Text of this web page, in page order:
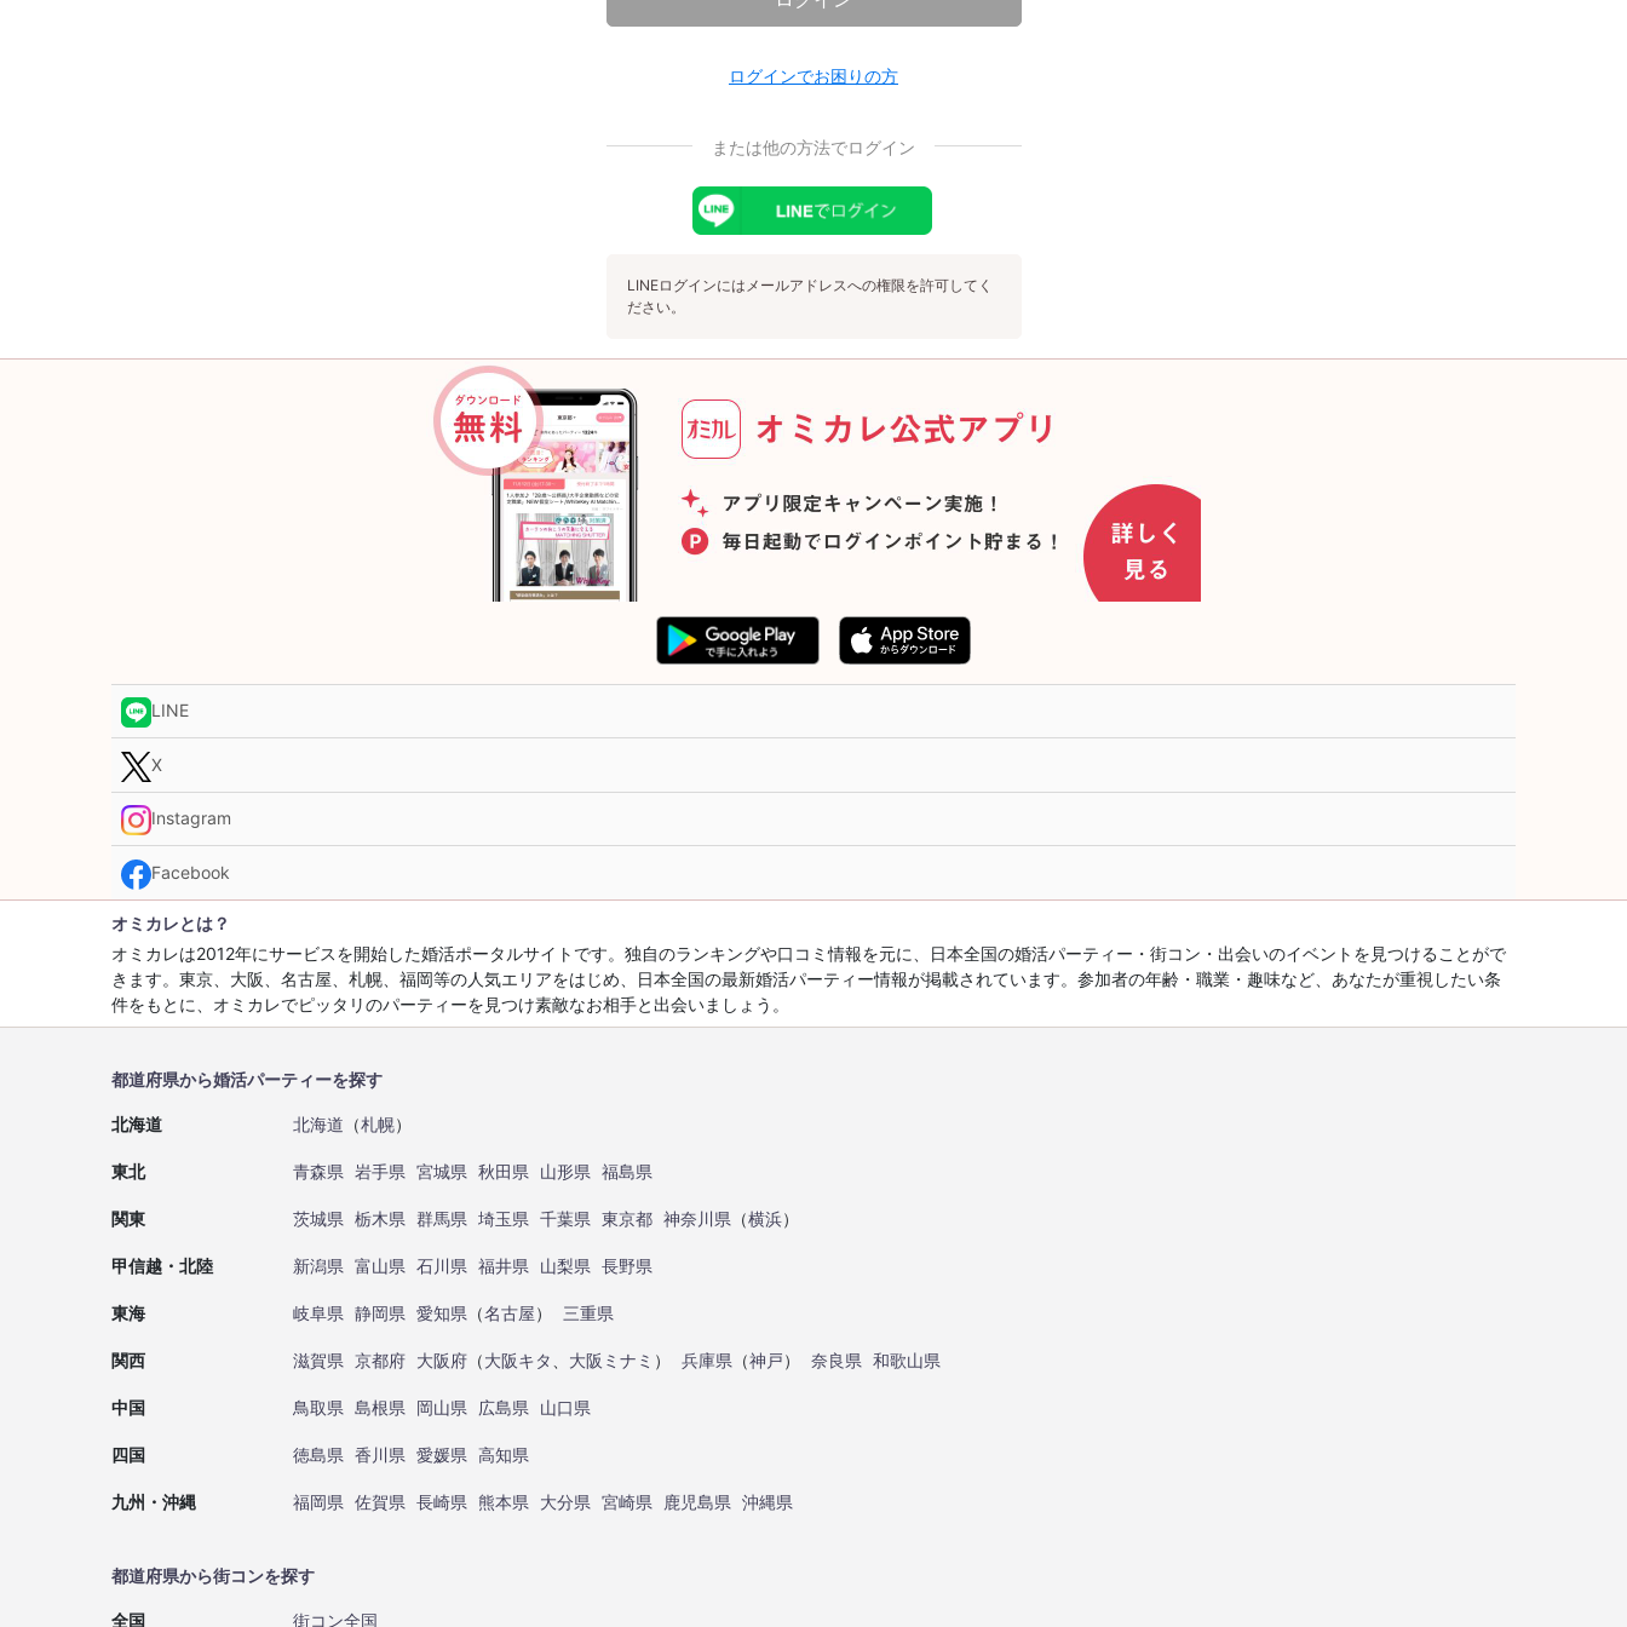
ログインでお困りの方
または他の方法でログイン
LINEログインにはメールアドレスへの権限を許可してく
ださい。
LINE
X
Instagram
Facebook
オミカレとは？
オミカレは2012年にサービスを開始した婚活ポータルサイトです。独自のランキングや口コミ情報を元に、日本全国の婚活パーティー・街コン・出会いのイベントを見つけることがで
きます。東京、大阪、名古屋、札幌、福岡等の人気エリアをはじめ、日本全国の最新婚活パーティー情報が掲載されています。参加者の年齢・職業・趣味など、あなたが重視したい条
件をもとに、オミカレでピッタリのパーティーを見つけ素敵なお相手と出会いましょう。
都道府県から婚活パーティーを探す
北海道 北海道 （札幌）
東北 青森県 岩手県 宮城県 秋田県 山形県 福島県
関東 茨城県 栃木県 群馬県 埼玉県 千葉県 東京都 神奈川県 （横浜）
甲信越・北陸 新潟県 富山県 石川県 福井県 山梨県 長野県
東海 岐阜県 静岡県 愛知県 （名古屋） 三重県
関西 滋賀県 京都府 大阪府 （大阪キタ 大阪ミナミ ） 兵庫県 （神戸） 奈良県 和歌山県
中国 鳥取県 島根県 岡山県 広島県 山口県
四国 徳島県 香川県 愛媛県 高知県
九州・沖縄 福岡県 佐賀県 長崎県 熊本県 大分県 宮崎県 鹿児島県 沖縄県
都道府県から街コンを探す
全国 街コン全国